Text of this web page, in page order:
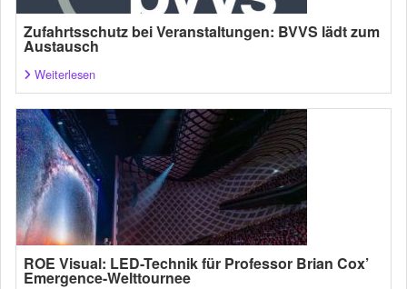
Zufahrtsschutz bei Veranstaltungen: BVVS lädt zum
Austausch
Weiterlesen
ROE Visual: LED-Technik für Professor Brian Cox’
Emergence-Welttournee